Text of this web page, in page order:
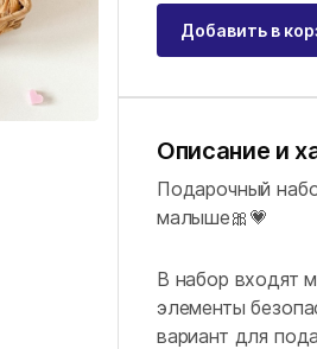
Добавить в
Описание и
Подарочный
малыше🎀💗
В набор входят
элементы
вариант для